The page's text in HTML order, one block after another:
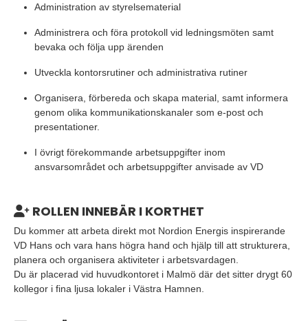
Administration av styrelsematerial
Administrera och föra protokoll vid ledningsmöten samt
bevaka och följa upp ärenden
Utveckla kontorsrutiner och administrativa rutiner
Organisera, förbereda och skapa material, samt informera
genom olika kommunikationskanaler som e-post och
presentationer.
I övrigt förekommande arbetsuppgifter inom
ansvarsområdet och arbetsuppgifter anvisade av VD
ROLLEN INNEBÄR I KORTHET
Du kommer att arbeta direkt mot Nordion Energis inspirerande
VD Hans och vara hans högra hand och hjälp till att strukturera,
planera och organisera aktiviteter i arbetsvardagen.
Du är placerad vid huvudkontoret i Malmö där det sitter drygt 60
kollegor i fina ljusa lokaler i Västra Hamnen.